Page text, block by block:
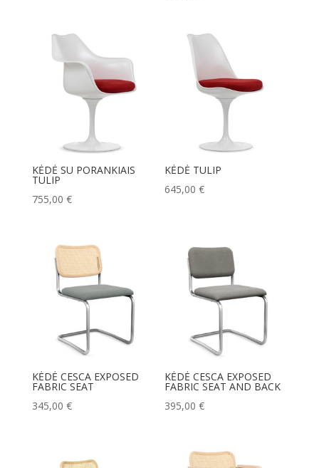
KĖDĖ SU PORANKIAIS
TULIP
755,00 €
KĖDĖ TULIP
645,00€
KĖDĖ CESCA EXPOSED
FABRIC SEAT
345,00 €
KĖDĖ CESCA EXPOSED
FABRIC SEAT AND BACK
395,00€